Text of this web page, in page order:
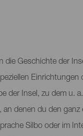
Geschichte der
Insel, zu dem u.
denen du den
Silbo oder im